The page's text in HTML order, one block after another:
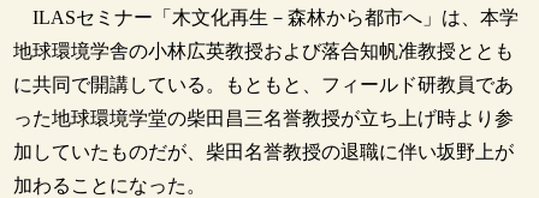
ILASセミナー「木文化再生－森林から都市へ」は、本学
地球環境学舎の小林広英教授および落合知帆准教授ととも
に共同で開講している。もともと、フィールド研教員であ
った地球環境学堂の柴田昌三名誉教授が立ち上げ時より参
加していたものだが、柴田名誉教授の退職に伴い坂野上が
加わることになった。